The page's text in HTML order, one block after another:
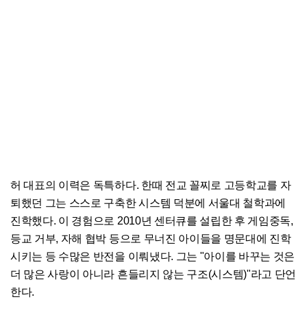
허 대표의 이력은 독특하다. 한때 전교 꼴찌로 고등학교를 자
퇴했던 그는 스스로 구축한 시스템 덕분에 서울대 철학과에
진학했다. 이 경험으로 2010년 센터큐를 설립한 후 게임중독,
등교 거부, 자해 협박 등으로 무너진 아이들을 명문대에 진학
시키는 등 수많은 반전을 이뤄냈다. 그는 "아이를 바꾸는 것은
더 많은 사랑이 아니라 흔들리지 않는 구조(시스템)"라고 단언
한다.